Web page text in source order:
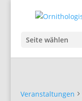
Seite wählen
Veranstaltungen